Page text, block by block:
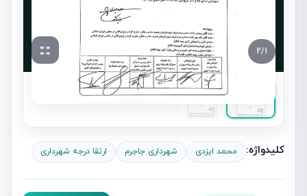
1
/
2
کلیدواژه: محمد ایزدی شهرداری جاجرم ارتقا درجه شهرداری